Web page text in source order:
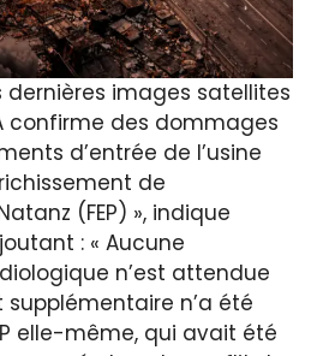
dernières images satellites
confirme des dommages
d’entrée de l’usine
de
(FEP) », indique
: « Aucune
n’est attendue
n’a été
elle-même, qui avait été